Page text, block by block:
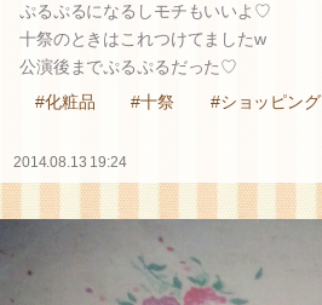
ぷるぷるになるしモチもいいよ♡
十祭のときはこれつけてましたw
公演後までぷるぷるだった♡
#化粧品
#十祭 #ショッピング
2014.08.13 19:24